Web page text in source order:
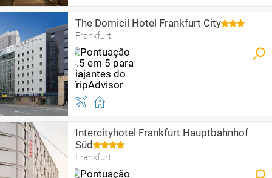
The Domicil Hotel Frankfurt City
Frankfurt
Intercityhotel Frankfurt Hauptbahnhof
Süd
Frankfurt